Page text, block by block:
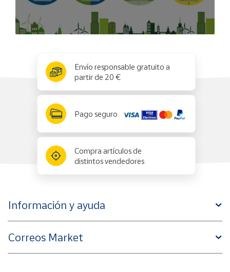
Envío responsable gratuito a
partir de 20 €
Pago seguro
Compra artículos de
distintos vendedores
Información y ayuda
Correos Market